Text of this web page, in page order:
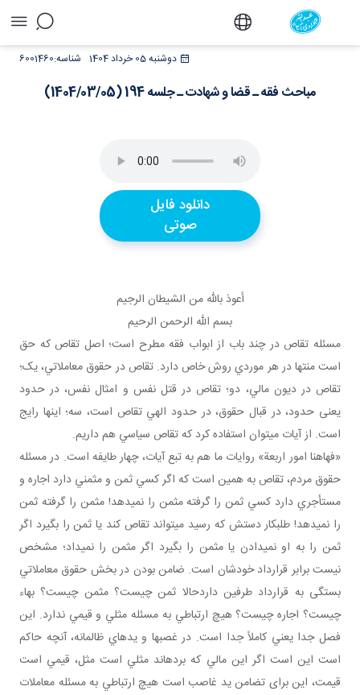
مباحث فقه ـ قضا و شهادت ـ جلسه 194 دوشنبه 05 خرداد 1404 6001460شناسه:
مباحث فقه ـ قضا و شهادت ـ جلسه 194 (1404/03/05)
دانلود فایل
صوتی
أعوذ بالله من الشيطان الرجيم
بسم الله الرحمن الرحيم
مسئله تقاص در چند باب از ابواب فقه مطرح است؛ اصل تقاص که حق
است منتها در هر موردي روش خاص دارد. تقاص در حقوق معاملاتي، يک؛
تقاص در ديون مالي، دو؛ تقاص در قتل نفس و امثال نفس، در حدود
يعنی حدود، در قبال حقوق، در حدود الهي تقاص است، سه؛ اينها رايج
است. از آيات مي توان استفاده کرد که تقاص سياسي هم داريم.
«فهاهنا امور اربعة» روايات ما هم به تبع آيات، چهار طايفه است. در مسئله
حقوق مردم، تقاص به همين است که اگر کسي ثمن و مثمني دارد اجاره و
مستأجري دارد کسي ثمن را گرفته مثمن را نمي دهد! مثمن را گرفته ثمن
را نمي دهد! طلبکار دستش که رسيد مي تواند تقاص کند يا ثمن را بگيرد اگر
ثمن را به او نمي دادن يا مثمن را بگيرد اگر مثمن را نمي داد؛ مشخص
نيست برابر قرارداد خودشان است. ضامن بودن در بخش حقوق معاملاتي
بستگی به قرارداد طرفين داردحالا ثمن چيست؟ مثمن چيست؟ بهاء
چيست؟ اجاره چيست؟ هيچ ارتباطي به مسئله مثلي و قيمي ندارد. اين
فصل جدا يعني کاملاً جدا است. در غصب­ها و يدهاي ظالمانه، آنچه حاکم
است اين است اگر اين مالي که برده اند مثلي است مثل، قيمي است
قيمت، اين برای تضامن يد غاصب­ است هيچ ارتباطي به مسئله معاملات